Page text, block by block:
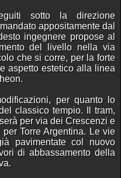
sotto la direzione
appositamente dal
ingegnere propose al
del livello nella via
che si corre, per la forte
aspetto estetico alla linea
per quanto lo
classico tempio. Il tram,
per via dei Crescenzi e
Torre Argentina. Le vie
pavimentate col nuovo
di abbassamento della